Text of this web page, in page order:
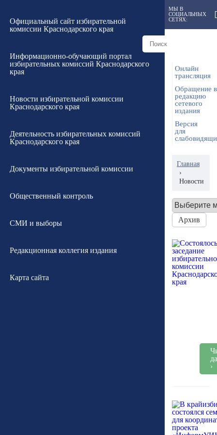
Официальный сайт избирательной
комиссии Краснодарского края
Информационно-обучающий портал
избирательных комиссий Краснодарского
края
Новости избирательной комиссии
Краснодарского края
Деятельность избирательных комиссий
Краснодарского края
Документы избирательной комиссии
Общественный контроль
СМИ и выборы
Редакционная коллегия издания
Карта сайта
МЫ В
СОЦИАЛЬНЫХ
СЕТЯХ:
Онлайн
трансляция
Обращение в
редакцию
сетевого
издания
Версия
для
Главная
›
Новости
Архив
›